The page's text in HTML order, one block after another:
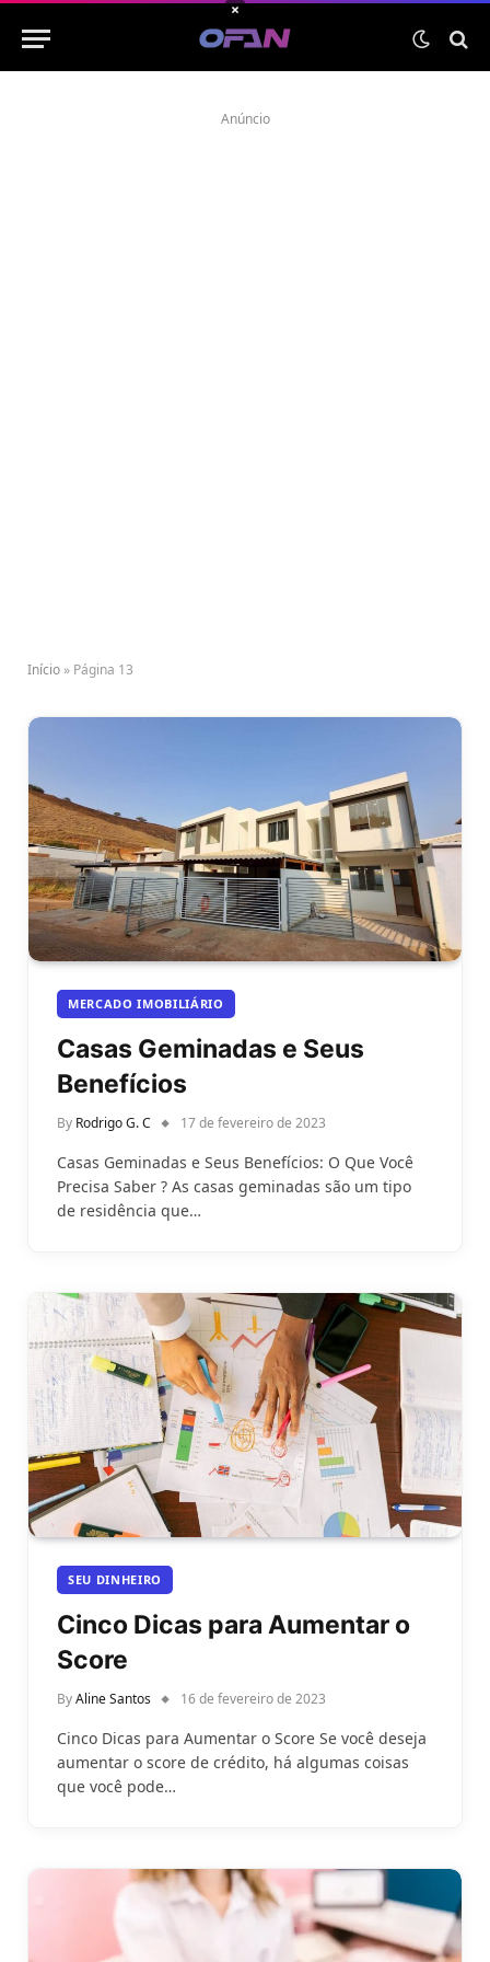
Anúncio
Início » Página 13
MERCADO IMOBILIÁRIO
Casas Geminadas e Seus
Benefícios
By Rodrigo G. C 17 de fevereiro de 2023
Casas Geminadas e Seus Benefícios: O Que Você
Precisa Saber ? As casas geminadas são um tipo
de residência que…
×
SEU DINHEIRO
Cinco Dicas para Aumentar o
Score
ByAline Santos 16 de fevereiro de 2023
Cinco Dicas para Aumentar o Score Se você deseja
aumentar o score de crédito, há algumas coisas
que você pode…